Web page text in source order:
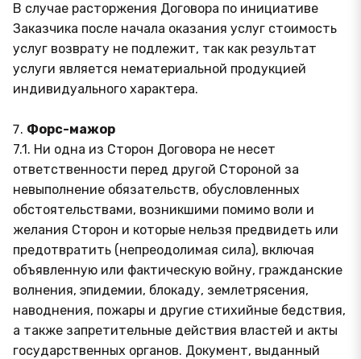
В случае расторжения Договора по инициативе
Заказчика после начала оказания услуг стоимость
услуг возврату не подлежит, так как результат
услуги является нематериальной продукцией
индивидуального характера.
Форс-мажор
7.1. Ни одна из Сторон Договора не несет
ответственности перед другой Стороной за
невыполнение обязательств, обусловленных
обстоятельствами, возникшими помимо воли и
желания Сторон и которые нельзя предвидеть или
предотвратить (непреодолимая сила), включая
объявленную или фактическую войну, гражданские
волнения, эпидемии, блокаду, землетрясения,
наводнения, пожары и другие стихийные бедствия,
а также запретительные действия властей и акты
государственных органов. Документ, выданный